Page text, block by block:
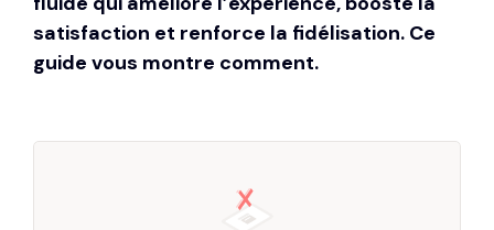
satisfaction et renforce la fidélisation. Ce
guide vous montre comment.